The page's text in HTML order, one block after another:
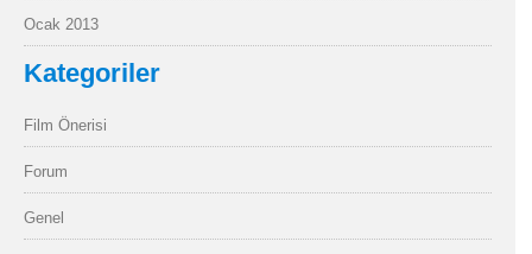
Ocak 2013
Kategoriler
Film Önerisi
Forum
Genel